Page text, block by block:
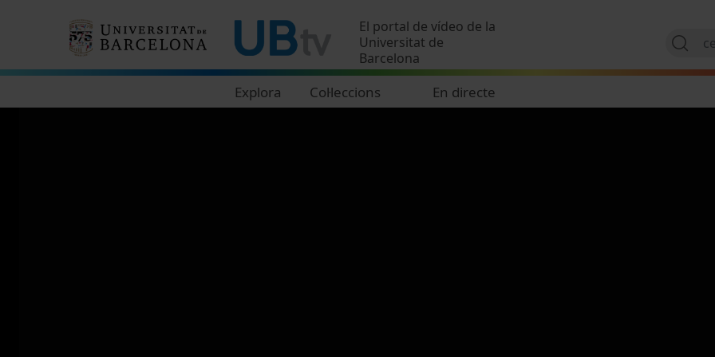
El portal de vídeo de la
Universitat de
Barcelona
Explora Col·leccions En directe